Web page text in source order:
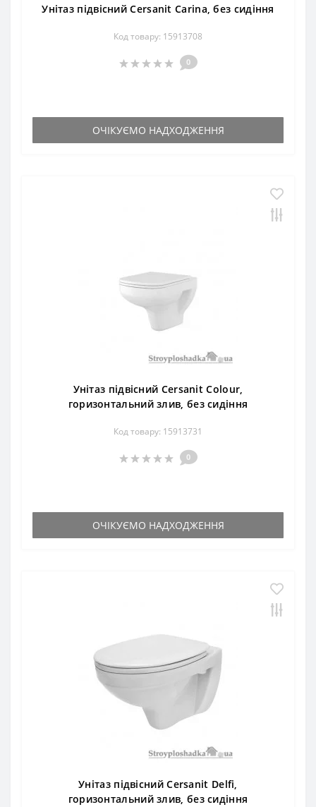
Унітаз підвісний Cersanit Carina, без сидіння
Код товару: 15913708
0
ОЧІКУЄМО НАДХОДЖЕННЯ
Унітаз підвісний Cersanit Colour,
горизонтальний злив, без сидіння
Код товару: 15913731
0
ОЧІКУЄМО НАДХОДЖЕННЯ
Унітаз підвісний Cersanit Delfi,
горизонтальний злив, без сидіння